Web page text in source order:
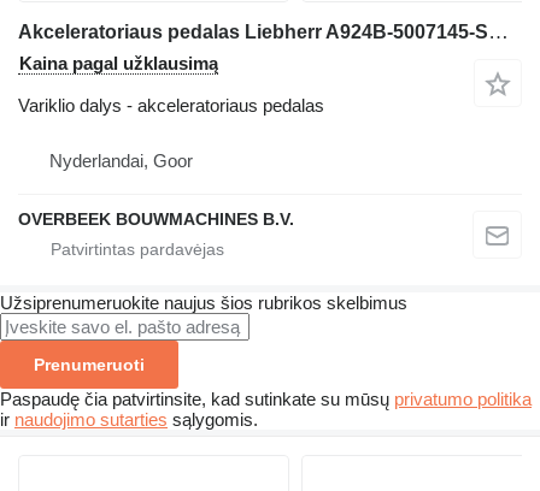
Akceleratoriaus pedalas Liebherr A924B-5007145-Swing brake pedal ekskavatoriaus
Kaina pagal užklausimą
Variklio dalys - akceleratoriaus pedalas
Nyderlandai, Goor
OVERBEEK BOUWMACHINES B.V.
Užsiprenumeruokite naujus šios rubrikos skelbimus
Prenumeruoti
Paspaudę čia patvirtinsite, kad sutinkate su mūsų privatumo politika
ir naudojimo sutarties sąlygomis.